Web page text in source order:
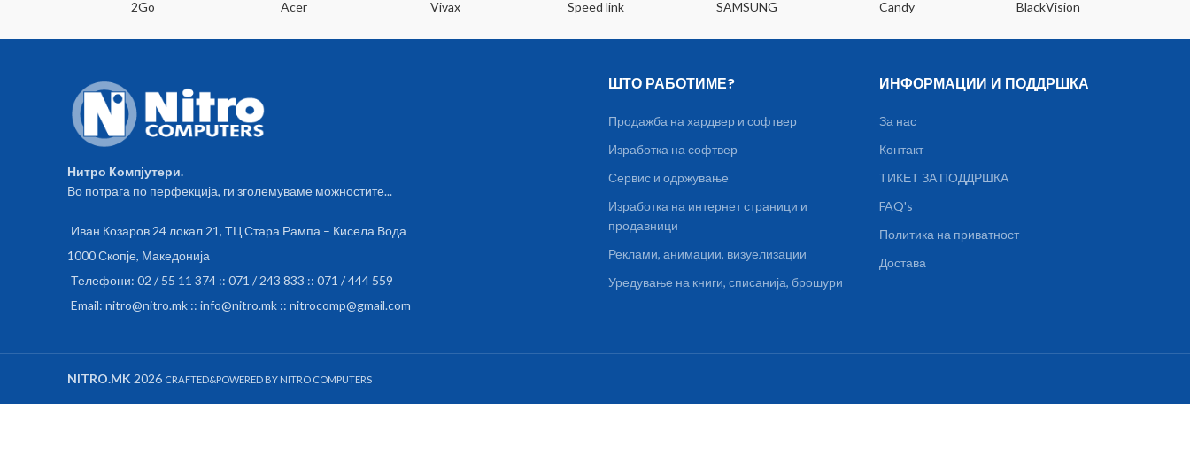
2Go Acer Vivax Speed link SAMSUNG Candy BlackVision
Нитро Компјутери.
Во потрага по перфекција, ги зголемуваме можностите...
Иван Козаров 24 локал 21, ТЦ Стара Рампа – Кисела Вода
1000 Скопје, Македонија
Телефони: 02 / 55 11 374 :: 071 / 243 833 :: 071 / 444 559
Email: nitro@nitro.mk :: info@nitro.mk :: nitrocomp@gmail.com
ШТО РАБОТИМЕ?
Продажба на хардвер и софтвер
Изработка на софтвер
Сервис и одржување
Изработка на интернет страници и
продавници
Реклами, анимации, визуелизации
Уредување на книги, списанија, брошури
ИНФОРМАЦИИ И ПОДДРШКА
За нас
Контакт
ТИКЕТ ЗА ПОДДРШКА
FAQ's
Политика на приватност
Достава
NITRO.MK 2026 CRAFTED&POWERED BY NITRO COMPUTERS